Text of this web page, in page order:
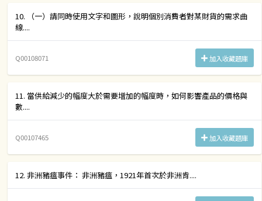
10. （一）請同時使用文字和圖形，說明個別消費者對某財貨的需求曲
線....
Q00108071 加入收藏題庫
11. 當供給減少的幅度大於需要增加的幅度時，如何影響產品的價格與
數....
Q00107465 加入收藏題庫
12. 非洲豬瘟事件： 非洲豬瘟，1921年首次於非洲肯....